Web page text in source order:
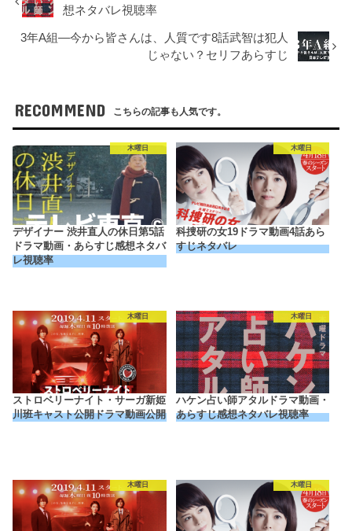
想ネタバレ視聴率
3年A組―今から皆さんは、人質です8話武智は犯人
じゃない？セリフあらすじ
RECOMMEND こちらの記事も人気です。
木曜日
デザイナー 渋井直人の休日第5話
ドラマ動画・あらすじ感想ネタバ
レ視聴率
木曜日
科捜研の女19ドラマ動画4話あら
すじネタバレ
木曜日
ストロベリーナイト・サーガ新姫
川班キャスト公開ドラマ動画公開
木曜日
ハケン占い師アタルドラマ動画・
あらすじ感想ネタバレ視聴率
木曜日 木曜日